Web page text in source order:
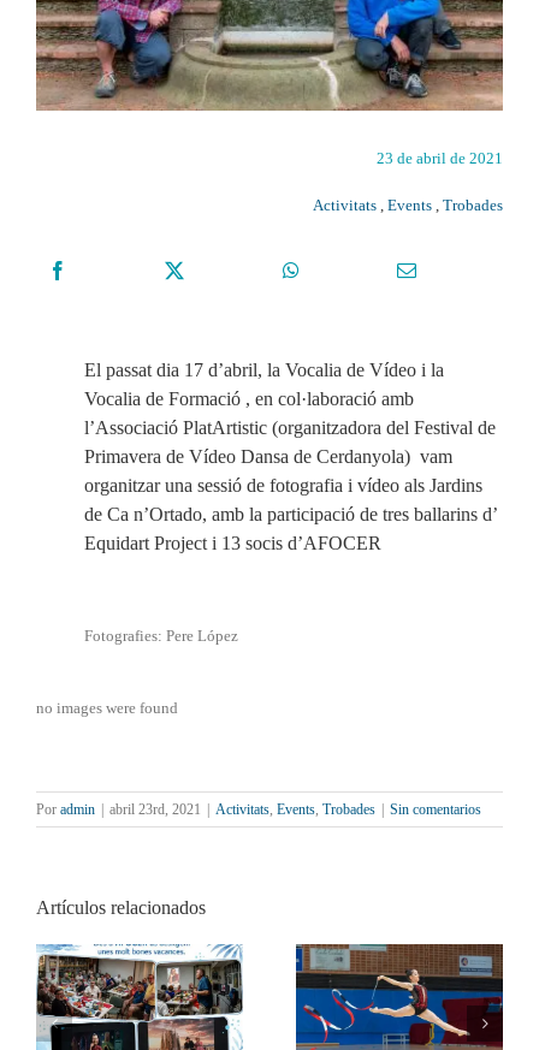
23 de abril de 2021
Activitats ,Events ,Trobades
El passat dia 17 d’abril, la Vocalia de Vídeo i la
Vocalia de Formació , en col·laboració amb
l’Associació PlatArtistic (organitzadora del Festival de
Primavera de Vídeo Dansa de Cerdanyola) vam
organitzar una sessió de fotografia i vídeo als Jardins
de Ca n’Ortado, amb la participació de tres ballarins d’
Equidart Project i 13 socis d’AFOCER
Fotografies: Pere López
no images were found
Por admin | abril 23rd, 2021 | Activitats, Events, Trobades | Sin comentarios
Artículos relacionados
AFOCER col·labora
amb diverses entitats en
Tornen les Youth Stories